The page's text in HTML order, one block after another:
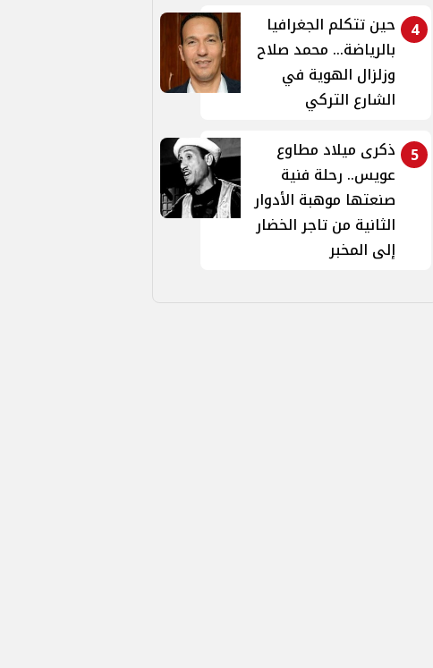
4
حين تتكلم الجغرافيا
بالرياضة... محمد صلاح
وزلزال الهوية في
الشارع التركي
5
ذكرى ميلاد مطاوع
عويس.. رحلة فنية
صنعتها موهبة الأدوار
الثانية من تاجر الخضار
إلى المخبر